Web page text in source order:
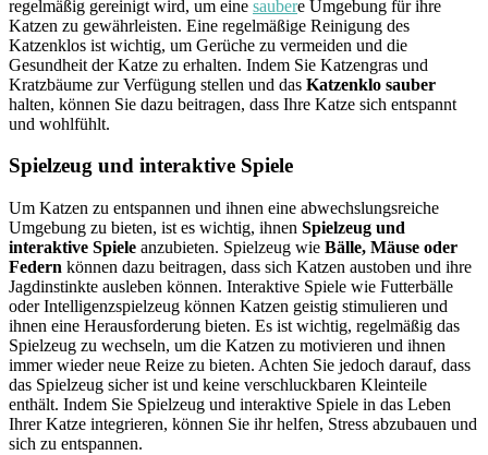
regelmäßig gereinigt wird, um eine saubere Umgebung für ihre
Katzen zu gewährleisten. Eine regelmäßige Reinigung des
Katzenklos ist wichtig, um Gerüche zu vermeiden und die
Gesundheit der Katze zu erhalten. Indem Sie Katzengras und
Kratzbäume zur Verfügung stellen und das Katzenklo sauber
halten, können Sie dazu beitragen, dass Ihre Katze sich entspannt
und wohlfühlt.
Spielzeug und interaktive Spiele
Um Katzen zu entspannen und ihnen eine abwechslungsreiche
Umgebung zu bieten, ist es wichtig, ihnen Spielzeug und
interaktive Spiele anzubieten. Spielzeug wie Bälle, Mäuse oder
Federn können dazu beitragen, dass sich Katzen austoben und ihre
Jagdinstinkte ausleben können. Interaktive Spiele wie Futterbälle
oder Intelligenzspielzeug können Katzen geistig stimulieren und
ihnen eine Herausforderung bieten. Es ist wichtig, regelmäßig das
Spielzeug zu wechseln, um die Katzen zu motivieren und ihnen
immer wieder neue Reize zu bieten. Achten Sie jedoch darauf, dass
das Spielzeug sicher ist und keine verschluckbaren Kleinteile
enthält. Indem Sie Spielzeug und interaktive Spiele in das Leben
Ihrer Katze integrieren, können Sie ihr helfen, Stress abzubauen und
sich zu entspannen.